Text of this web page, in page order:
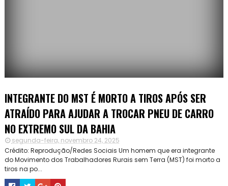
INTEGRANTE DO MST É MORTO A TIROS APÓS SER
ATRAÍDO PARA AJUDAR A TROCAR PNEU DE CARRO
NO EXTREMO SUL DA BAHIA
segunda-feira, novembro 24, 2025
Crédito: Reprodução/Redes Sociais Um homem que era integrante
do Movimento dos Trabalhadores Rurais sem Terra (MST) foi morto a
tiros na po...